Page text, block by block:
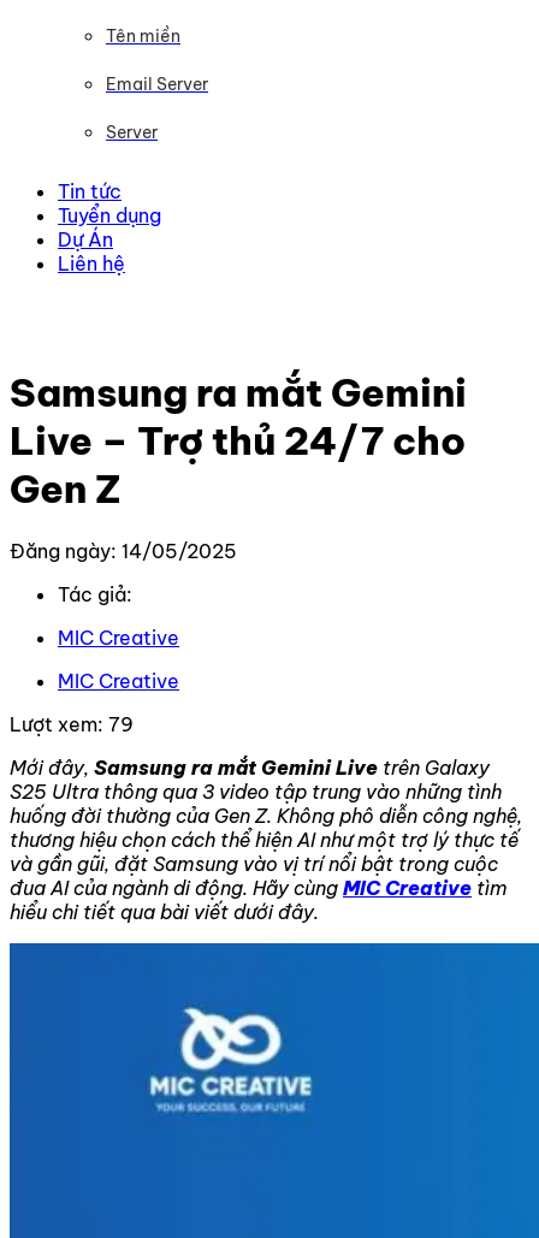
Tên miền
Email Server
Server
Tin tức
Tuyển dụng
Dự Án
Liên hệ
Samsung ra mắt Gemini
Live – Trợ thủ 24/7 cho
Gen Z
Đăng ngày: 14/05/2025
Tác giả:
MIC Creative
MIC Creative
Lượt xem: 79
Mới đây, Samsung ra mắt Gemini Live trên Galaxy
S25 Ultra thông qua 3 video tập trung vào những tình
huống đời thường của Gen Z. Không phô diễn công nghệ,
thương hiệu chọn cách thể hiện AI như một trợ lý thực tế
và gần gũi, đặt Samsung vào vị trí nổi bật trong cuộc
đua AI của ngành di động. Hãy cùng MIC Creative tìm
hiểu chi tiết qua bài viết dưới đây.